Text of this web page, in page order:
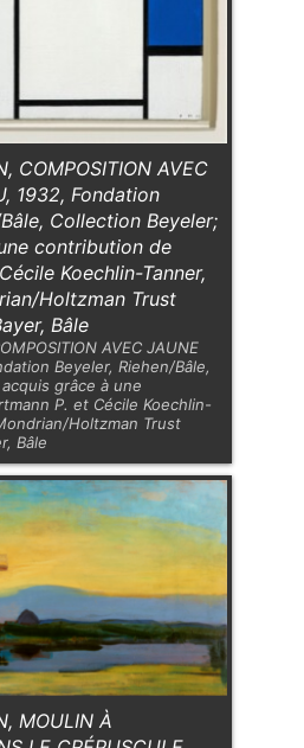
COMPOSITION AVEC
1932, Fondation
Collection Beyeler;
contribution de
Koechlin-Tanner,
Holtzman Trust
Bâle
AVEC JAUNE
Beyeler, Riehen/Bâle,
grâce à une
P. et Cécile Koechlin-
Holtzman Trust
Bâle
MOULIN À